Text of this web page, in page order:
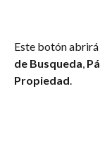
Este botón abrirá
de Busqueda,
Propiedad.